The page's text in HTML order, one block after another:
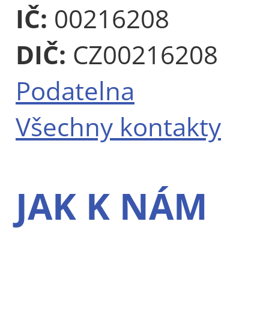
IČ: 00216208
DIČ: CZ00216208
Podatelna
Všechny kontakty
JAK K NÁM